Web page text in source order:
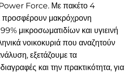
Force. Με πακέτο 4
μακρόχρονη
μικροσωματιδίων και υγιεινή
νοικοκυριά που αναζητούν
εξετάζουμε τα
και την πρακτικότητα, για